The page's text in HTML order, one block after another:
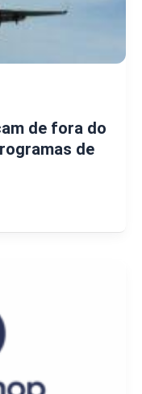
de fora do
de